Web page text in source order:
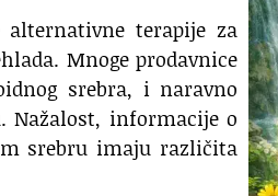
terapije za
Mnoge prodavnice
srebra, i naravno
informacije o
srebru imaju različita